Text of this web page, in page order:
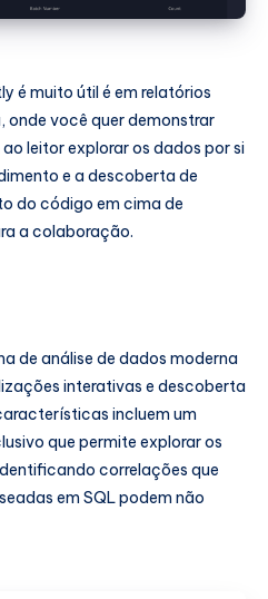
é muito útil é em relatórios
onde você quer demonstrar
leitor explorar os dados por si
e a descoberta de
do código em cima de
a colaboração.
de análise de dados moderna
interativas e descoberta
incluem um
que permite explorar os
correlações que
em SQL podem não